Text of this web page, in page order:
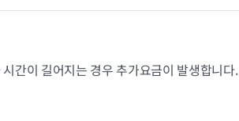
간이 길어지는 경우 추가요금이 발생합니다.